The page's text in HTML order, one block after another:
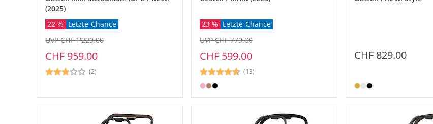
(2025)
22 % Letzte Chance
CHF 959.00
UVP CHF 1'229.00
(2)
23 % Letzte Chance
CHF 599.00
UVP CHF 779.00
(13)
CHF 829.00